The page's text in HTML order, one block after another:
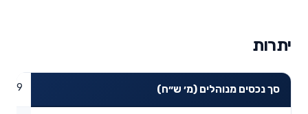
יתרות
סך נכסים מנוהלים (מ׳ ש״ח) 3.69